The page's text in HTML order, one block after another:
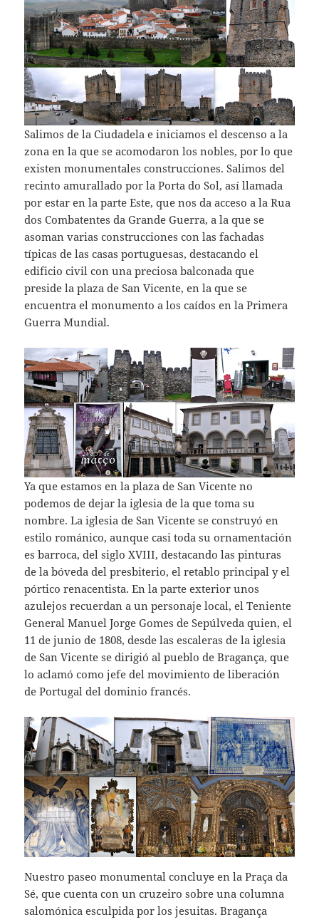
Salimos de la Ciudadela e iniciamos el descenso a la
zona en la que se acomodaron los nobles, por lo que
existen monumentales construcciones. Salimos del
recinto amurallado por la Porta do Sol, así llamada
por estar en la parte Este, que nos da acceso a la Rua
dos Combatentes da Grande Guerra, a la que se
asoman varias construcciones con las fachadas
típicas de las casas portuguesas, destacando el
edificio civil con una preciosa balconada que
preside la plaza de San Vicente, en la que se
encuentra el monumento a los caídos en la Primera
Guerra Mundial.
Ya que estamos en la plaza de San Vicente no
podemos de dejar la iglesia de la que toma su
nombre. La iglesia de San Vicente se construyó en
estilo románico, aunque casi toda su ornamentación
es barroca, del siglo XVIII, destacando las pinturas
de la bóveda del presbiterio, el retablo principal y el
pórtico renacentista. En la parte exterior unos
azulejos recuerdan a un personaje local, el Teniente
General Manuel Jorge Gomes de Sepúlveda quien, el
11 de junio de 1808, desde las escaleras de la iglesia
de San Vicente se dirigió al pueblo de Bragança, que
lo aclamó como jefe del movimiento de liberación
de Portugal del dominio francés.
Nuestro paseo monumental concluye en la Praça da
Sé, que cuenta con un cruzeiro sobre una columna
salomónica esculpida por los jesuitas. Bragança